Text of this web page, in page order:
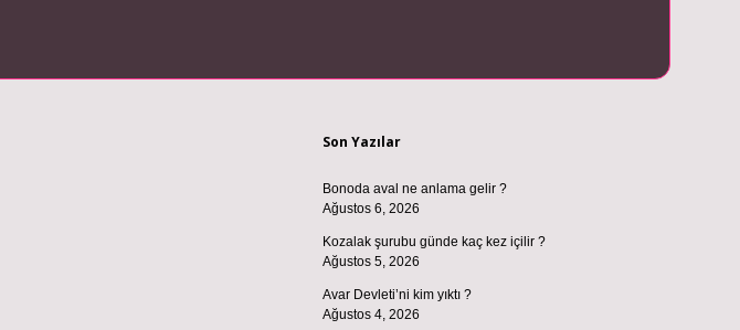
Son Yazılar
Bonoda aval ne anlama gelir ?
Ağustos 6, 2026
Kozalak şurubu günde kaç kez içilir ?
Ağustos 5, 2026
Avar Devleti’ni kim yıktı ?
Ağustos 4, 2026